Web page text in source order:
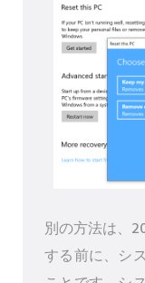
別の方法は、
する前に、シ